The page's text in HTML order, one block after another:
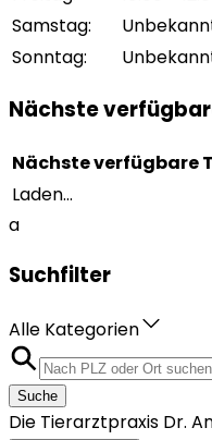
Samstag:
Sonntag:
Nächste
Nächste verfügbare
Laden...
a
Suchfilter
Alle Kategorien
Suche
Die Tierarztpraxis Dr.